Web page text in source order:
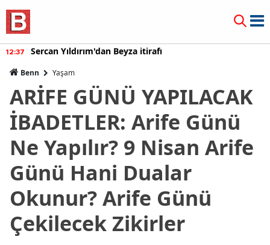
12:37 Sercan Yıldırım'dan Beyza itirafı
Benn Yaşam
ARİFE GÜNÜ YAPILACAK
İBADETLER: Arife Günü
Ne Yapılır? 9 Nisan Arife
Günü Hani Dualar
Okunur? Arife Günü
Çekilecek Zikirler